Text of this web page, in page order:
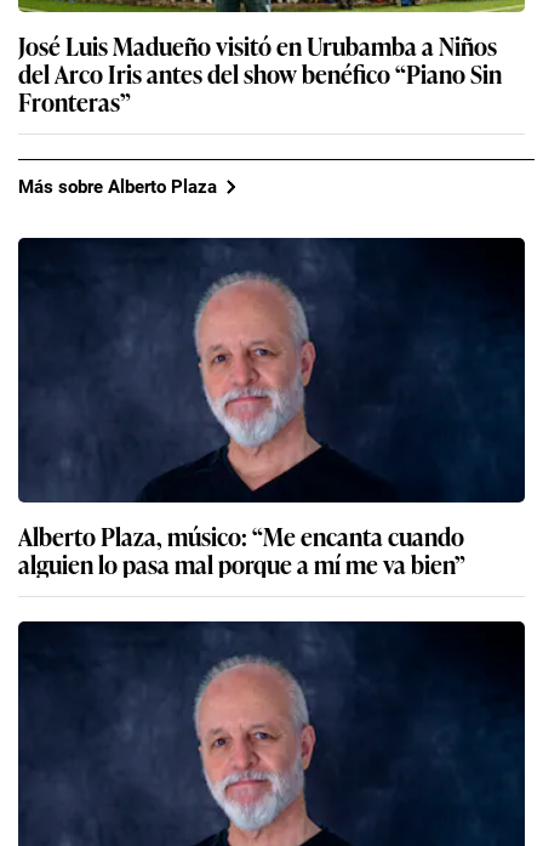
José Luis Madueño visitó en Urubamba a Niños
del Arco Iris antes del show benéfico “Piano Sin
Fronteras”
Más sobre Alberto Plaza
Alberto Plaza, músico: “Me encanta cuando
alguien lo pasa mal porque a mí me va bien”